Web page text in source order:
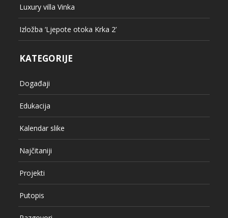
Luxury villa Vinka
Izložba ‘Ljepote otoka Krka 2’
KATEGORIJE
Događaji
Edukacija
Kalendar slike
Najčitaniji
Projekti
Putopis